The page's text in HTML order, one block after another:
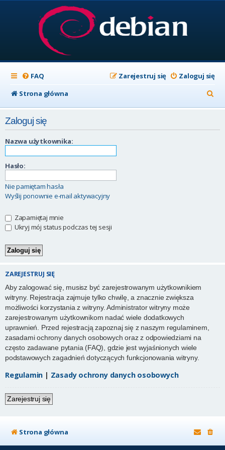
FAQ Zaloguj się
Zarejestruj się
Strona główna
z
Zaloguj się
Nazwa użytkownika:
Hasło:
Nie pamiętam hasła
Wyślij ponownie e-mail aktywacyjny
Zapamiętaj mnie
Ukryj mój status podczas tej sesji
ZAREJESTRUJ SIĘ
Aby zalogować się, musisz być zarejestrowanym użytkownikiem
witryny. Rejestracja zajmuje tylko chwilę, a znacznie zwiększa
możliwości korzystania z witryny. Administrator witryny może
zarejestrowanym użytkownikom nadać wiele dodatkowych
uprawnień. Przed rejestracją zapoznaj się z naszym regulaminem,
zasadami ochrony danych osobowych oraz z odpowiedziami na
często zadawane pytania (FAQ), gdzie jest wyjaśnionych wiele
podstawowych zagadnień dotyczących funkcjonowania witryny.
Regulamin | Zasady ochrony danych osobowych
Zarejestruj się
Strona główna